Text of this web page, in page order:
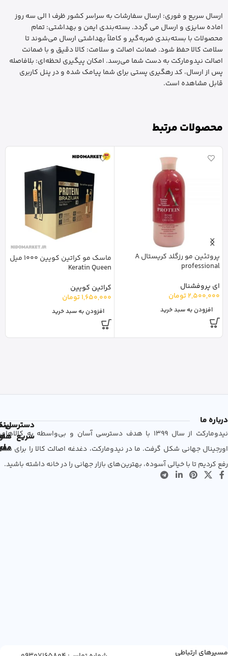
ارسال سریع و فوری: ارسال سفارشات به سراسر کشور ظرف 1 الی سه روز
اماده سایزی و ارسال می گردد. بسته‌بندی ایمن و بهداشتی: تمام
محصولات با بسته‌بندی ضربه‌گیر و کاملاً بهداشتی ارسال می‌شوند تا
سلامت کالا حفظ شود. ضمانت اصالت و سلامت: کالا دقیق و با ضمانت
اصالت نیدومارکت به دست شما می‌رسد. امکان پیگیری لحظه‌ای: بلافاصله
پس از ارسال، کد رهگیری پستی برای شما پیامک شده و در پنل کاربری
قابل مشاهده است.
محصولات مرتبط
پروتئین مو رزگلد کریستال A
professional
ای پروفشنال
2,500,000تومان
افزودن به سبد خرید
ماسک مو کراتین کویین 1000 میل
Keratin Queen
کراتین کویین
1,650,000تومان
افزودن به سبد خرید
درباره ما
نیدومارکت از سال 1399 با هدف دسترسی آسان و بی‌واسطه به کالاهای
اورجینال جهانی شکل گرفت. ما در نیدومارکت، دغدغه اصالت کالا را برای شما
رفع کردیم تا با خیالی آسوده، بهترین‌های بازار جهانی را در خانه داشته باشید.
دسترسی
سریع
مسیرهای ارتباطی